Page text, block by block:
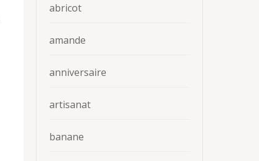
abricot
amande
anniversaire
artisanat
banane